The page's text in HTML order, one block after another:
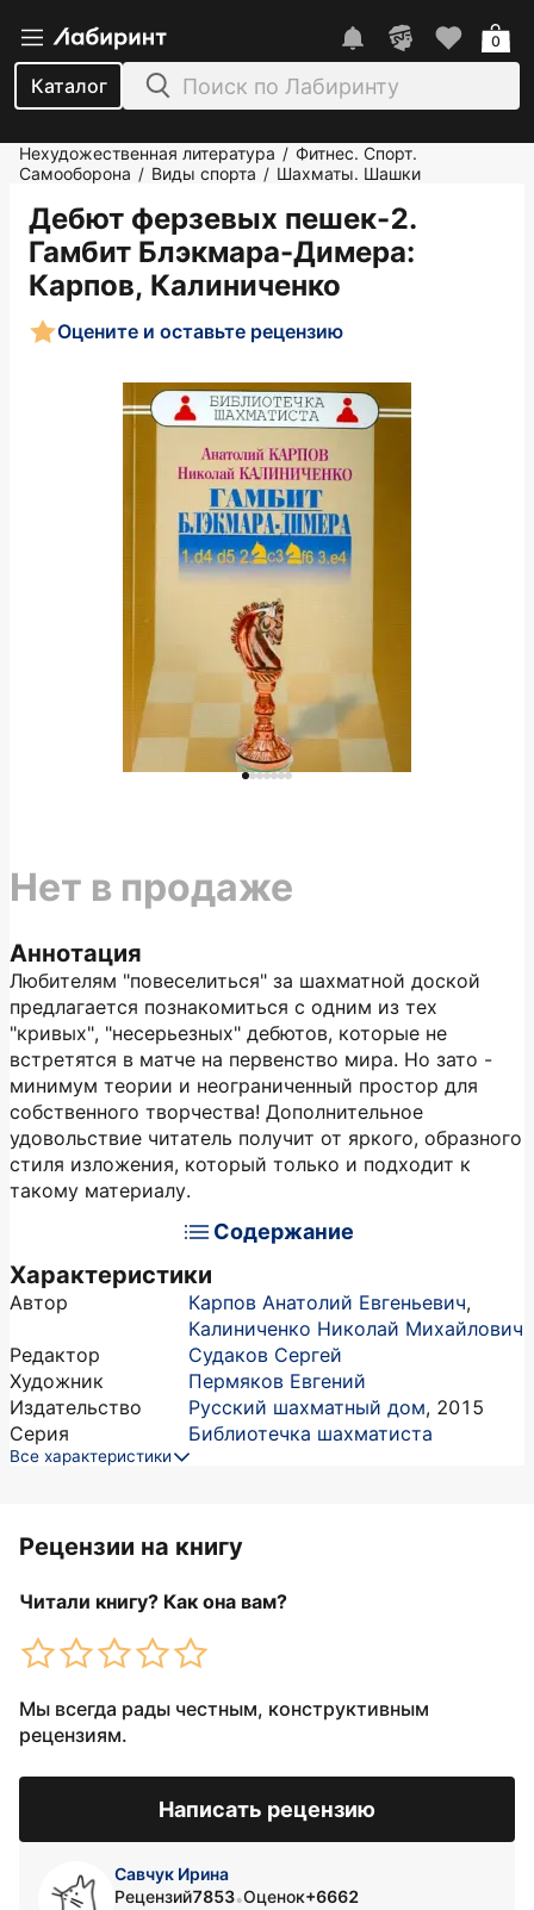
Каталог
0
Нехудожественная литература / Фитнес. Спорт.
Самооборона / Виды спорта / Шахматы. Шашки
Дебют ферзевых пешек-2.
Гамбит Блэкмара-Димера:
Карпов, Калиниченко
Оцените и оставьте рецензию
Аннотация
Любителям "повеселиться" за шахматной доской
предлагается познакомиться с одним из тех
"кривых", "несерьезных" дебютов, которые не
встретятся в матче на первенство мира. Но зато -
минимум теории и неограниченный простор для
собственного творчества! Дополнительное
удовольствие читатель получит от яркого, образного
стиля изложения, который только и подходит к
такому материалу.
Содержание
Характеристики
Автор Карпов Анатолий Евгеньевич,
Калиниченко Николай Михайлович
Редактор
Судаков Сергей
Художник
Пермяков Евгений
Издательство
Русский шахматный дом, 2015
Серия
Библиотечка шахматиста
Все характеристики
Нет в продаже
Рецензии на книгу
Читали книгу? Как она вам?
Мы всегда рады честным, конструктивным
рецензиям.
Написать рецензию
Савчук Ирина
Рецензий7853•Оценок+6662